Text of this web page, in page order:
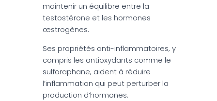
maintenir un équilibre entre la
testostérone et les hormones
œstrogènes.
Ses propriétés anti-inflammatoires, y
compris les antioxydants comme le
sulforaphane, aident à réduire
l’inflammation qui peut perturber la
production d’hormones.